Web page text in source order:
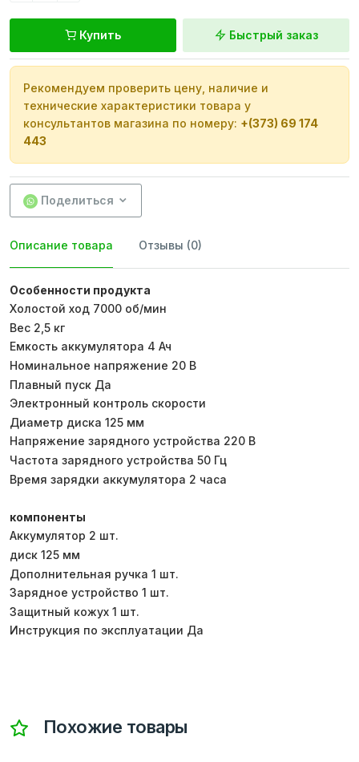
Купить Быстрый заказ
Рекомендуем проверить цену, наличие и
технические характеристики товара у
консультантов магазина по номеру: +(373) 69 174
443
Поделиться
Описание товара Отзывы (0)
Особенности продукта
Холостой ход 7000 об/мин
Вес 2,5 кг
Емкость аккумулятора 4 Ач
Номинальное напряжение 20 В
Плавный пуск Да
Электронный контроль скорости
Диаметр диска 125 мм
Напряжение зарядного устройства 220 В
Частота зарядного устройства 50 Гц
Время зарядки аккумулятора 2 часа
компоненты
Аккумулятор 2 шт.
диск 125 мм
Дополнительная ручка 1 шт.
Зарядное устройство 1 шт.
Защитный кожух 1 шт.
Инструкция по эксплуатации Да
Похожие товары